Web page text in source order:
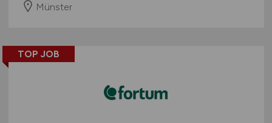
Münster
TOP JOB